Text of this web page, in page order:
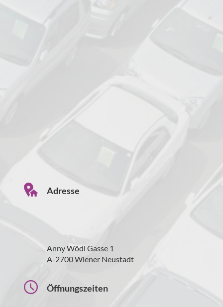
Adresse
Anny Wödl Gasse 1
A-2700 Wiener Neustadt
Öffnungszeiten